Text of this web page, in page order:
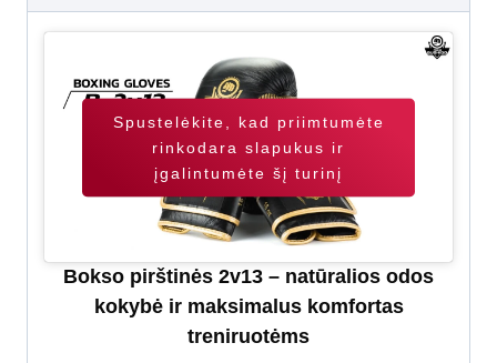
Spustelėkite, kad priimtumėte
rinkodara slapukus ir
įgalintumėte šį turinį
Bokso pirštinės 2v13 – natūralios odos
kokybė ir maksimalus komfortas
treniruotėms